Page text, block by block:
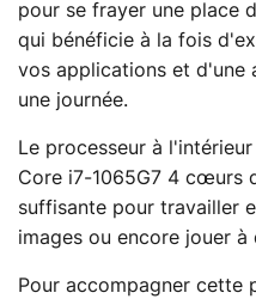
pour se frayer une place
qui bénéficie à la fois
vos applications et d'une
une journée.
Le processeur à
Core i7-1065G7 4 cœurs
suffisante pour travailler
images ou encore jouer
Pour accompagner cette